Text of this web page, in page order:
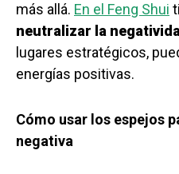
más allá. En el Feng Shui
neutralizar la
lugares estratégicos,
energías positivas.
Cómo usar los espejos
negativa